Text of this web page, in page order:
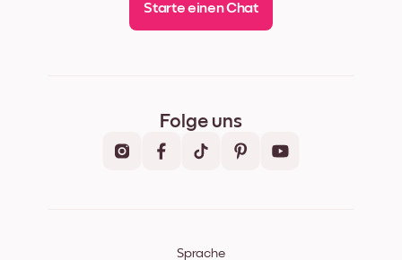
Starte einen Chat
Folge uns
Sprache